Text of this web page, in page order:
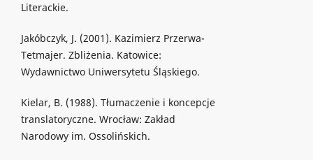
Literackie.
Jakóbczyk, J. (2001). Kazimierz Przerwa-
Tetmajer. Zbliżenia. Katowice:
Wydawnictwo Uniwersytetu Śląskiego.
Kielar, B. (1988). Tłumaczenie i koncepcje
translatoryczne. Wrocław: Zakład
Narodowy im. Ossolińskich.